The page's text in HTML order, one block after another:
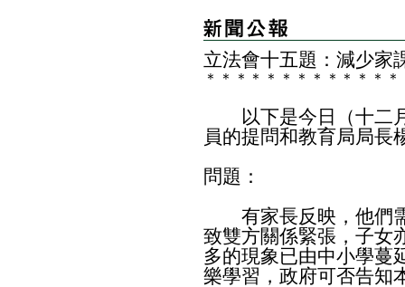
立法會十五題：減少家
＊ ＊ ＊ ＊ ＊ ＊ ＊ ＊ ＊ ＊ ＊ ＊ ＊
以下是今日（十二月
員的提問和教育局局長
問題：
有家長反映，他們需
致雙方關係緊張，子女
多的現象已由中小學蔓
樂學習，政府可否告知